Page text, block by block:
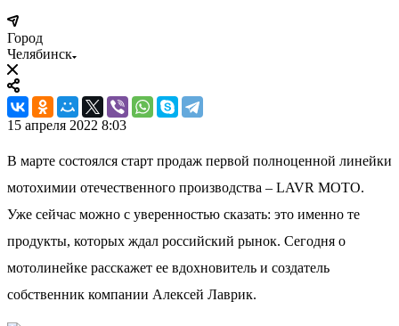
Город
Челябинск
15 апреля 2022 8:03
В марте состоялся старт продаж первой полноценной линейки
мотохимии отечественного производства – LAVR MOTO.
Уже сейчас можно с уверенностью сказать: это именно те
продукты, которых ждал российский рынок. Сегодня о
мотолинейке расскажет ее вдохновитель и создатель
собственник компании Алексей Лаврик.